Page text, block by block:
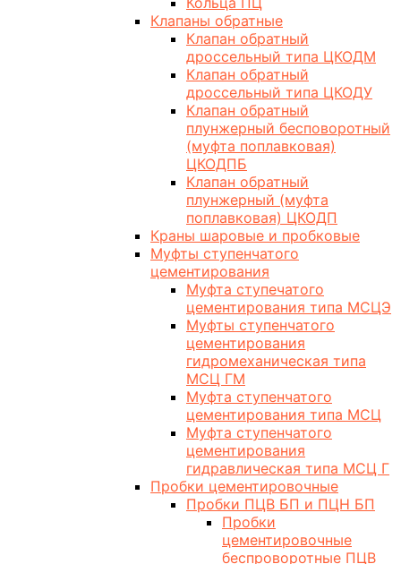
Клапаны обратные
Клапан обратный
дроссельный типа ЦКОДМ
Клапан обратный
дроссельный типа ЦКОДУ
Клапан обратный
плунжерный бесповоротный
(муфта поплавковая)
ЦКОДПБ
Клапан обратный
плунжерный (муфта
поплавковая) ЦКОДП
Краны шаровые и пробковые
Муфты ступенчатого
цементирования
Муфта ступечатого
цементирования типа МСЦЭ
Муфты ступенчатого
цементирования
гидромеханическая типа
МСЦ ГМ
Муфта ступенчатого
цементирования типа МСЦ
Муфта ступенчатого
цементирования
гидравлическая типа МСЦ Г
Пробки цементировочные
Пробки ПЦВ БП и ПЦН БП
Пробки
цементировочные
беспроворотные ПЦВ